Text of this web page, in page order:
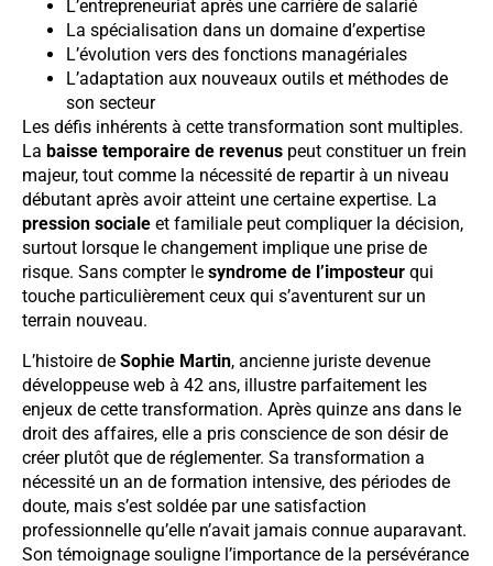
L’entrepreneuriat après une carrière de salarié
La spécialisation dans un domaine d’expertise
L’évolution vers des fonctions managériales
L’adaptation aux nouveaux outils et méthodes de
son secteur
Les défis inhérents à cette transformation sont multiples.
La baisse temporaire de revenus peut constituer un frein
majeur, tout comme la nécessité de repartir à un niveau
débutant après avoir atteint une certaine expertise. La
pression sociale et familiale peut compliquer la décision,
surtout lorsque le changement implique une prise de
risque. Sans compter le syndrome de l’imposteur qui
touche particulièrement ceux qui s’aventurent sur un
terrain nouveau.
L’histoire de Sophie Martin, ancienne juriste devenue
développeuse web à 42 ans, illustre parfaitement les
enjeux de cette transformation. Après quinze ans dans le
droit des affaires, elle a pris conscience de son désir de
créer plutôt que de réglementer. Sa transformation a
nécessité un an de formation intensive, des périodes de
doute, mais s’est soldée par une satisfaction
professionnelle qu’elle n’avait jamais connue auparavant.
Son témoignage souligne l’importance de la persévérance